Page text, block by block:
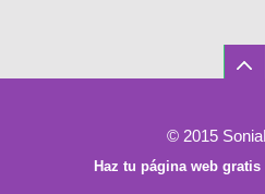
© 2015
Haz tu página web gratis